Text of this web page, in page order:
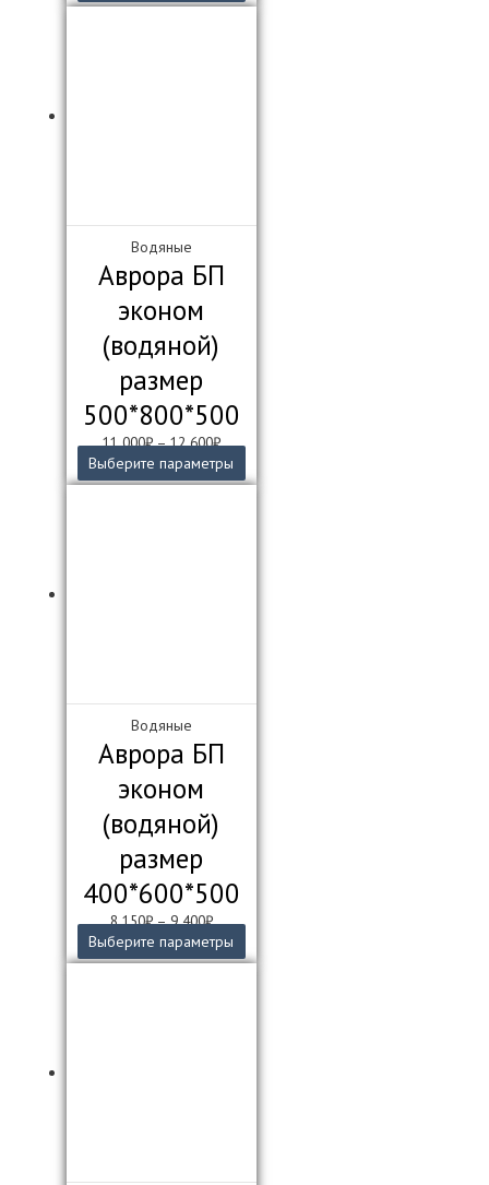
товар
Водяные
Аврора БП
эконом
(водяной)
размер
500*800*500
11 000₽–12 600₽
Выберите параметры
товар
Водяные
Аврора БП
эконом
(водяной)
размер
400*600*500
8 150₽–9 400₽
Выберите параметры
товар